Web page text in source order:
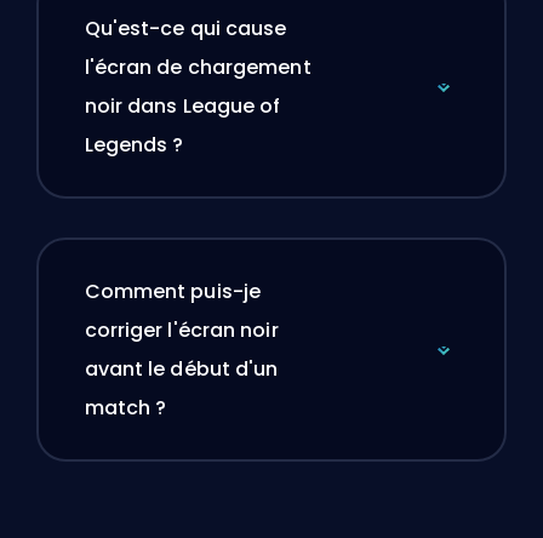
Qu'est-ce qui cause
l'écran de chargement
noir dans League of
Legends ?
Comment puis-je
corriger l'écran noir
avant le début d'un
match ?